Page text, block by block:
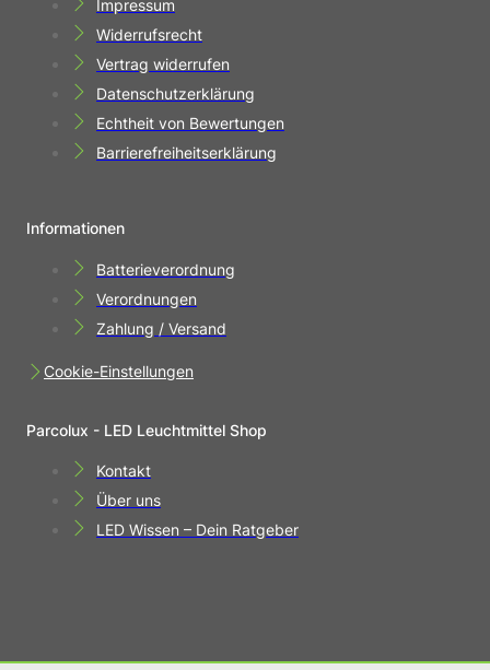
Impressum
Widerrufsrecht
Vertrag widerrufen
Datenschutzerklärung
Echtheit von Bewertungen
Barrierefreiheitserklärung
Informationen
Batterieverordnung
Verordnungen
Zahlung / Versand
Cookie-Einstellungen
Parcolux - LED Leuchtmittel Shop
Kontakt
Über uns
LED Wissen – Dein Ratgeber